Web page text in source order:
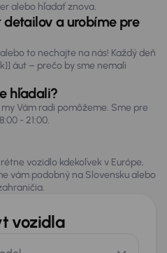
alebo hľadať znova.
a urobíme pre
to nechajte na nás! Každý deň
áut – prečo by sme nemali
hľadali?
Vám radi pomôžeme. Sme pre
- 21:00.
vozidlo kdekoľvek v Európe,
vám podobný na Slovensku alebo
vozidla